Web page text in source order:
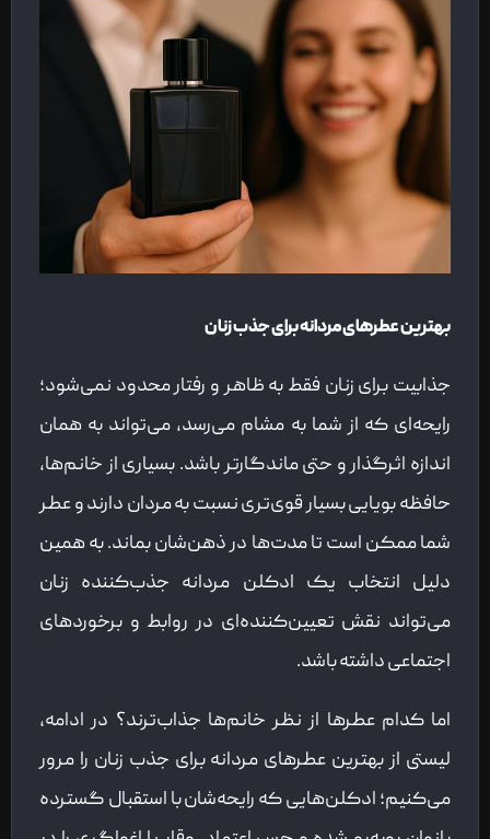
بهترین عطرهای مردانه برای جذب زنان
جذابیت برای زنان فقط به ظاهر و رفتار محدود نمی‌شود؛
رایحه‌ای که از شما به مشام می‌رسد، می‌تواند به همان
اندازه اثرگذار و حتی ماندگارتر باشد. بسیاری از خانم‌ها،
حافظه بویایی بسیار قوی‌تری نسبت به مردان دارند و عطر
شما ممکن است تا مدت‌ها در ذهن‌شان بماند. به همین
دلیل انتخاب یک ادکلن مردانه جذب‌کننده زنان
می‌تواند نقش تعیین‌کننده‌ای در روابط و برخوردهای
اجتماعی داشته باشد.
اما کدام عطرها از نظر خانم‌ها جذاب‌ترند؟ در ادامه،
لیستی از بهترین عطرهای مردانه برای جذب زنان را مرور
می‌کنیم؛ ادکلن‌هایی که رایحه‌شان با استقبال گسترده